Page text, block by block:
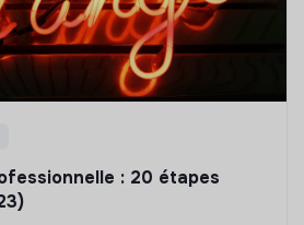
: 20 étapes